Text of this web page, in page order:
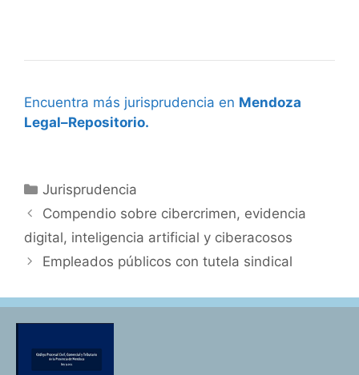
Encuentra más jurisprudencia en Mendoza
Legal–Repositorio.
Categorías
Jurisprudencia
Compendio sobre cibercrimen, evidencia
digital, inteligencia artificial y ciberacosos
Empleados públicos con tutela sindical